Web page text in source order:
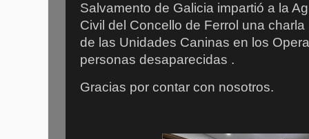
Salvamento de Galicia impartió a la
Civil del Concello de Ferrol una
de las Unidades Caninas en los
personas desaparecidas .
Gracias por contar con nosotros.